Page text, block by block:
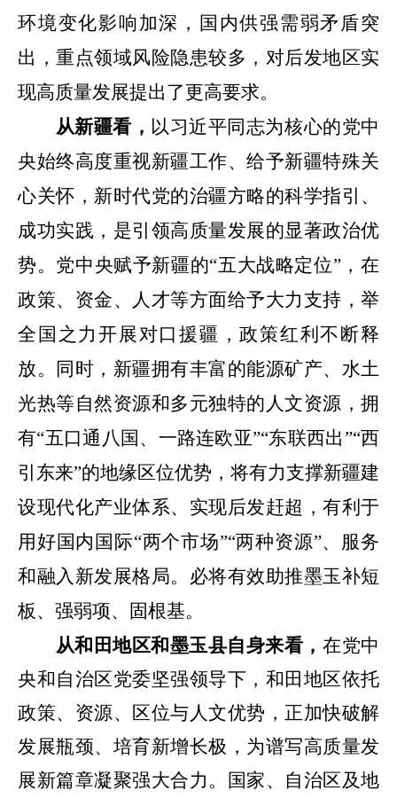
环境变化影响加深，国内供强需弱矛盾突
出，重点领域风险隐患较多 ，对后发地区实
现高质量发展提出了更高要求。
从新疆看， 以习近平同志为核心的党中
央始终高度重视新疆工作、给予新疆特殊关
心关怀，新时代党的治疆方略的科学指引、
成功实践， 是引领高质量发展的显著政治优
势。党中央赋予新疆的“五大战略定位”，在
政策、资金、人才等方面给予大力支持，举
全国之力开展对口援疆，政策红利不断释
放。同时，新疆拥有丰富的能源矿产、水土
光热等自然资源和多元独特的人文资源，拥
有“五口通八国、一路连欧亚”“东联西出”“西
引东来”的地缘区位优势，将有力支撑新疆建
设现代化产业体系、实现后发赶超，有利于
用好国内国际“两个市场”“两种资源”、服务
和融入新发展格局。 必将有效助推墨玉补短
板、强弱项、固根基。
从和田地区和墨玉县自身来看， 在党中
央和自治区党委坚强领导下，和田地区依托
政策、资源、区位与人文优势，正加快破解
发展瓶颈、培育新增长极，为谱写高质量发
展新篇章凝聚强大合力。国家、自治区及地